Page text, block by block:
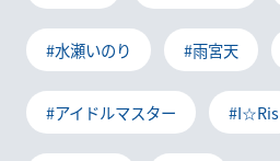
#水瀬いのり #雨宮天
#アイドルマスター #I☆Ris